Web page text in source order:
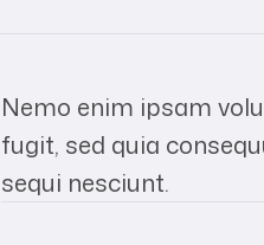
Nemo enim ipsam
fugit, sed quia
sequi nesciunt.